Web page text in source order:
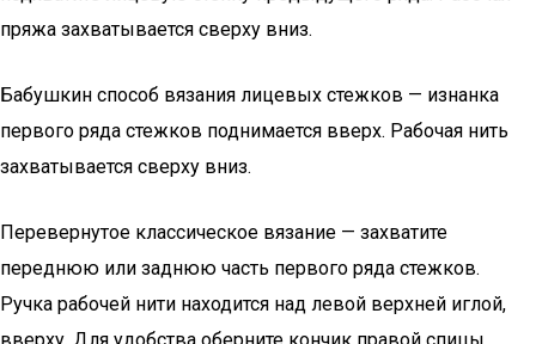
пряжа захватывается сверху вниз.
Бабушкин способ вязания лицевых стежков — изнанка
первого ряда стежков поднимается вверх. Рабочая нить
захватывается сверху вниз.
Перевернутое классическое вязание — захватите
переднюю или заднюю часть первого ряда стежков.
Ручка рабочей нити находится над левой верхней иглой,